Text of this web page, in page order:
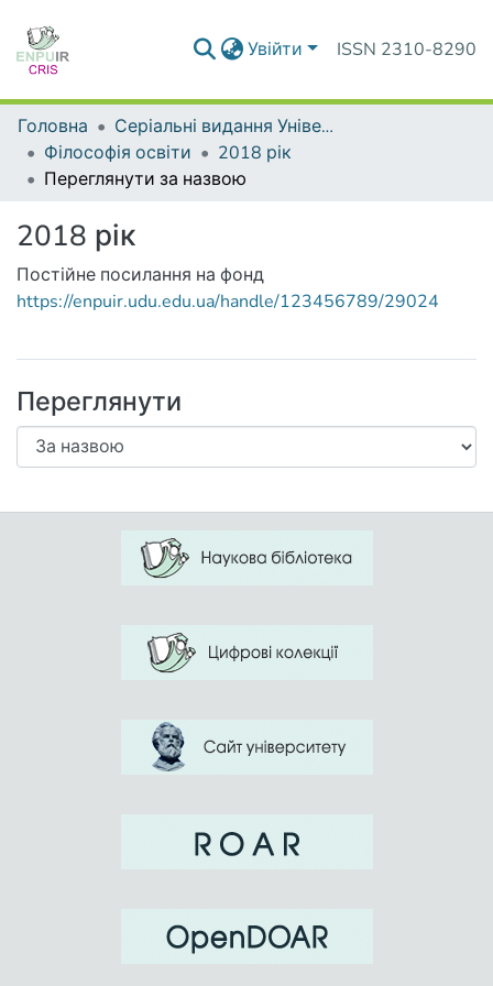
Увійти ISSN 2310-8290
Головна
Серіальні видання Університету
Філософія освіти
2018 рік
Переглянути за назвою
2018 рік
Постійне посилання на фонд
https://enpuir.udu.edu.ua/handle/123456789/29024
Переглянути